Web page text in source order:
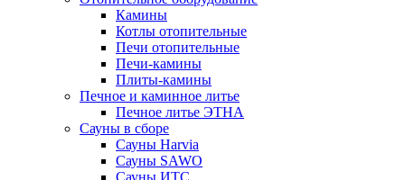
Камины
Котлы отопительные
Печи отопительные
Печи-камины
Плиты-камины
Печное и каминное литье
Печное литье ЭТНА
Сауны в сборе
Cауны Harvia
Сауны SAWO
Сауны ИТС